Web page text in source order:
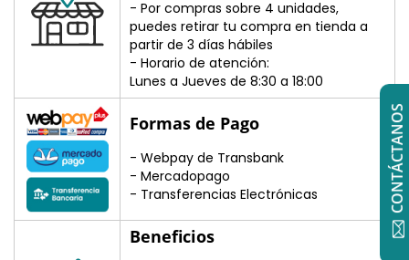
- Por compras sobre 4 unidades,
puedes retirar tu compra en tienda a
partir de 3 días hábiles
- Horario de atención:
Lunes a Jueves de 8:30 a 18:00
Formas de Pago
- Webpay de Transbank
- Mercadopago
- Transferencias Electrónicas
Beneficios
CONTÁCTANOS